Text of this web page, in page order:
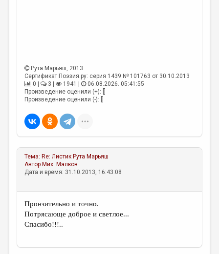
МАЛАЯ ПРОЗА
ЭССЕИСТИКА
ЛИТЕРАТУРОВЕДЕНИЕ
КУЛЬТУРОВЕДЕНИЕ
ПУБЛИЦИСТИКА
РЕЦЕНЗИРОВАНИЕ
ЦИКЛЫ ПУБЛИКАЦИЙ
МЕДИА
ВКОНТАКТЕ
Рута Марьяш, 2013
Сертификат Поэзия.ру: серия 1439 № 101763 от 30.10.2013
0 |
3 | 1941 |
06.08.2026. 05:41:55
Произведение оценили (+): []
Произведение оценили (-): []
Тема: Re: Листик Рута Марьяш
Автор Мих. Малков
Дата и время: 31.10.2013, 16:43:08
Пронзительно и точно.
Потрясающе доброе и светлое...
Спасибо!!!..